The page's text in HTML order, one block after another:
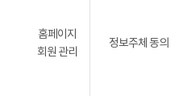
홈페이지
회원 관리
정보주체 동의